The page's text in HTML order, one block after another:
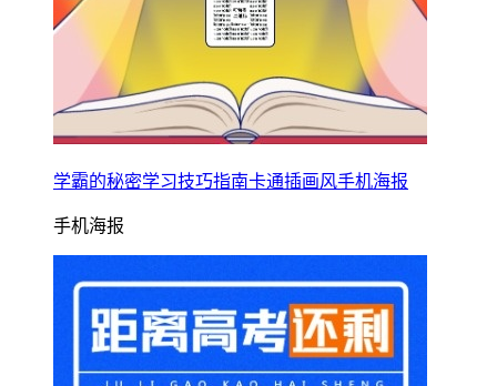
学霸的秘密学习技巧指南卡通插画风手机海报
手机海报